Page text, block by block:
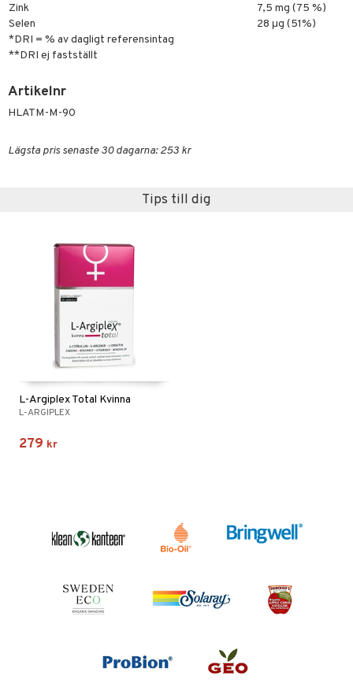
Zink
7,5 mg (75 %)
Selen
28 μg (51%)
*DRI = % av dagligt referensintag
**DRI ej fastställt
Artikelnr
HLATM-M-90
Lägsta pris senaste 30 dagarna: 253 kr
Tips till dig
L-Argiplex Total Kvinna
L-ARGIPLEX
279 kr